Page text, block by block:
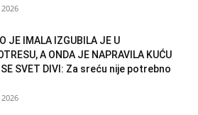
JE IMALA IZGUBILA JE U
A ONDA JE NAPRAVILA KUĆU
SVET DIVI: Za sreću nije potrebno